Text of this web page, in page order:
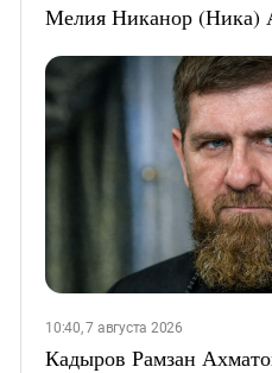
Мелия Никанор (Ника)
10:40, 7 августа 2026
Кадыров Рамзан